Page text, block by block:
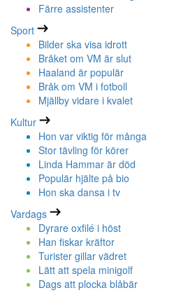
Färre assistenter
Sport
Bilder ska visa idrott
Bråket om VM är slut
Haaland är populär
Bråk om VM i fotboll
Mjällby vidare i kvalet
Kultur
Hon var viktig för många
Stor tävling för körer
Linda Hammar är död
Populär hjälte på bio
Hon ska dansa i tv
Vardags
Dyrare oxfilé i höst
Han fiskar kräftor
Turister gillar vädret
Lätt att spela minigolf
Dags att plocka blåbär